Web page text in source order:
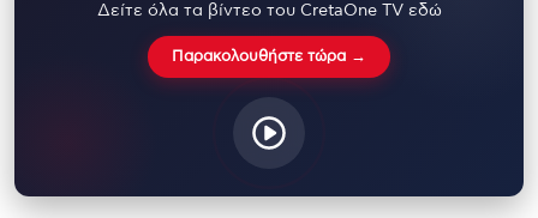
Δείτε όλα τα βίντεο του CretaOne TV εδώ
Παρακολουθήστε τώρα →